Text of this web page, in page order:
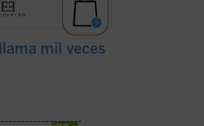
mil veces